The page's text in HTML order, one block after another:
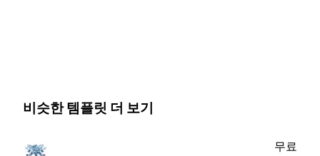
비슷한 템플릿 더 보기
무료